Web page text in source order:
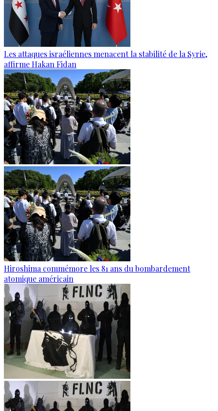
Les attaques israéliennes menacent la stabilité de la Syrie,
affirme Hakan Fidan
Hiroshima commémore les 81 ans du bombardement
atomique américain